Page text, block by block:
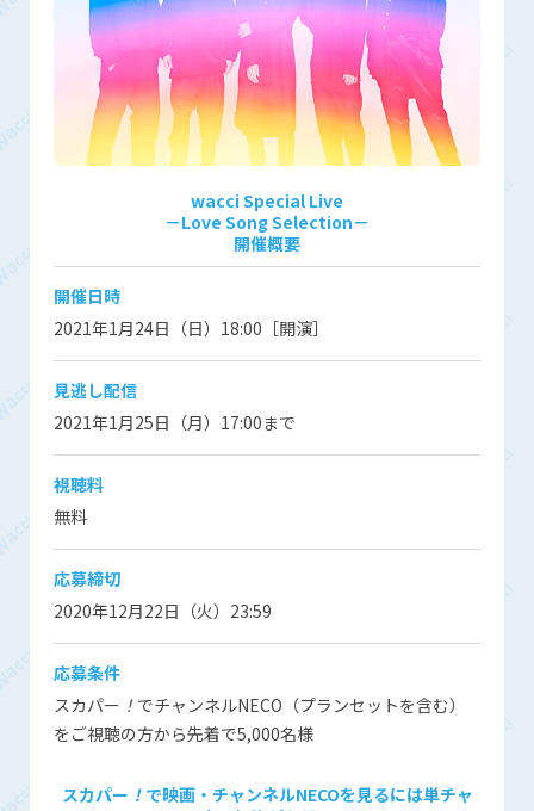
wacci Special Live
－Love Song Selection－
開催概要
開催日時
2021年1月24日（日）18:00［開演］
見逃し配信
2021年1月25日（月）17:00まで
視聴料
無料
応募締切
2020年12月22日（火）23:59
応募条件
スカパー ！ でチャンネルNECO（プランセットを含む）
をご視聴の方から先着で5,000名様
スカパー ！ で映画・チャンネルNECOを見るには単チャ